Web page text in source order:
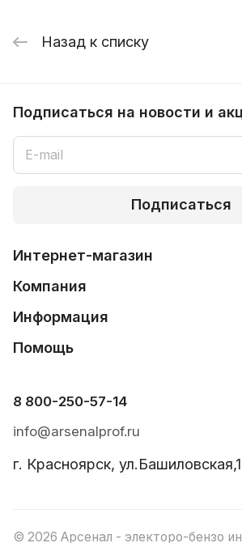
Назад к списку
Подписаться на новости и
Подписаться
Интернет-магазин
Компания
Информация
Помощь
8 800-250-57-14
info@arsenalprof.ru
г. Красноярск,
© 2026 Арсенал - электоро-бензо